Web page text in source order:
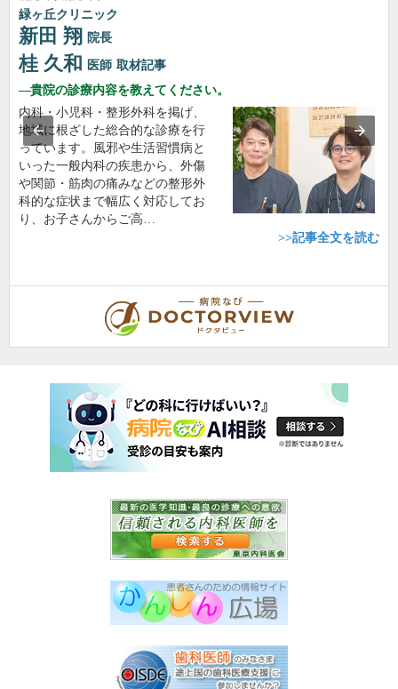
緑ヶ丘クリニック
新田 翔 院長
桂 久和 医師 取材記事
貴院の診療内容を教えてください。
内科・小児科・整形外科を掲げ、
地域に根ざした総合的な診療を行
っています。風邪や生活習慣病と
いった一般内科の疾患から、外傷
や関節・筋肉の痛みなどの整形外
科的な症状まで幅広く対応してお
り、お子さんからご高…
>>記事全文を読む